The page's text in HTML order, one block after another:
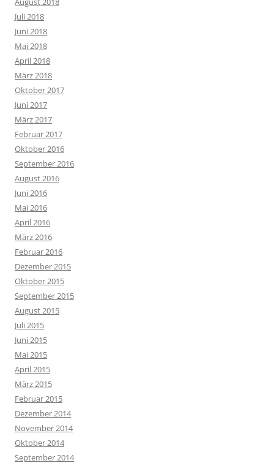
Juli 2018
Juni 2018
Mai 2018
April 2018
März 2018
Oktober 2017
Juni 2017
März 2017
Februar 2017
Oktober 2016
September 2016
August 2016
Juni 2016
Mai 2016
April 2016
März 2016
Februar 2016
Dezember 2015
Oktober 2015
September 2015
August 2015
Juli 2015
Juni 2015
Mai 2015
April 2015
März 2015
Februar 2015
Dezember 2014
November 2014
Oktober 2014
September 2014